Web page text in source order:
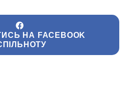
НА FACEBOOK